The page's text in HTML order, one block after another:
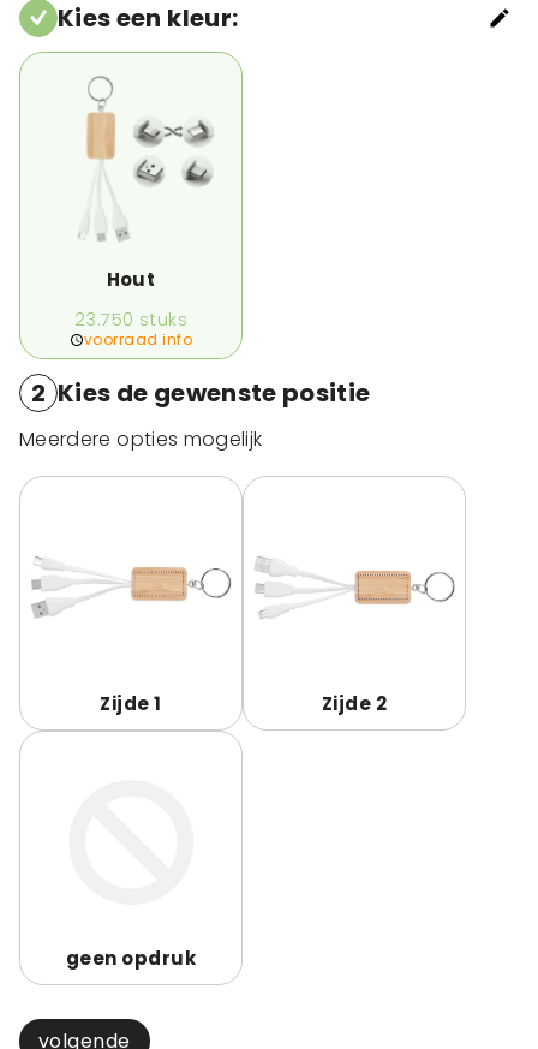
Kies een kleur:
Hout
23.750 stuks
voorraad info
2 Kies de gewenste positie
Meerdere opties mogelijk
Zijde 1 Zijde 2
geen opdruk
volgende